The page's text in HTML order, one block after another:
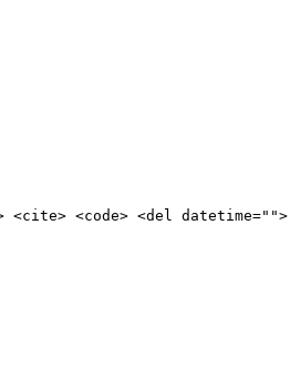
<code> <del datetime="">